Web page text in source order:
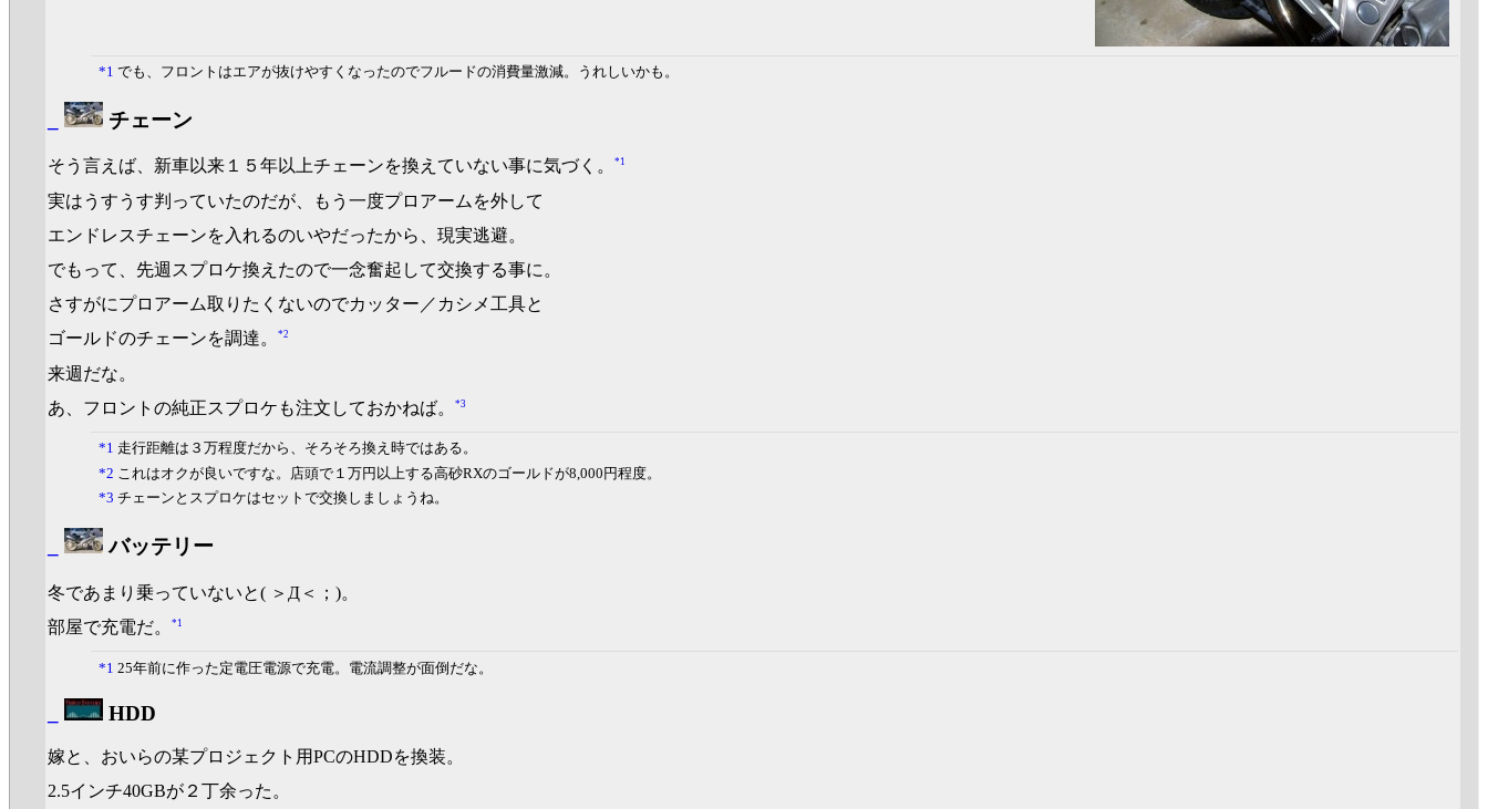
*1 でも、フロントはエアが抜けやすくなったのでフルードの消費量激減。うれしいかも。
チェーン
そう言えば、新車以来１５年以上チェーンを換えていない事に気づく。 *1
実はうすうす判っていたのだが、もう一度プロアームを外して
エンドレスチェーンを入れるのいやだったから、現実逃避。
でもって、先週スプロケ換えたので一念奮起して交換する事に。
さすがにプロアーム取りたくないのでカッター／カシメ工具と
ゴールドのチェーンを調達。
*2
来週だな。
あ、フロントの純正スプロケも注文しておかねば。
*3
*1 走行距離は３万程度だから、そろそろ換え時ではある。
*2 これはオクが良いですな。店頭で１万円以上する高砂RXのゴールドが8,000円程度。
*3 チェーンとスプロケはセットで交換しましょうね。
バッテリー
冬であまり乗っていないと( ＞Д＜；)。
部屋で充電だ。
*1
*1 25年前に作った定電圧電源で充電。電流調整が面倒だな。
HDD
嫁と、おいらの某プロジェクト用PCのHDDを換装。
2.5インチ40GBが２丁余った。